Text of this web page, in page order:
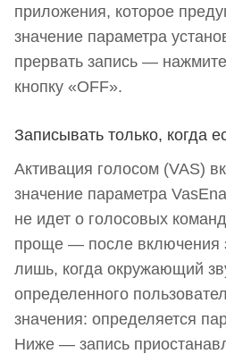
приложения, которое
значение параметра
прервать запись —
кнопку «OFF».
Записывать только, когда
Активация голосом (VAS)
значение параметра
не идет о голосовых
проще — после включения
лишь, когда окружающий
определенного
значения: определяется
Ниже — запись